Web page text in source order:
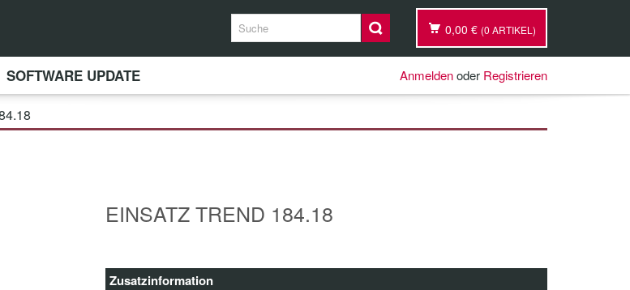
0,00 € (0 ARTIKEL)
SOFTWARE UPDATE Anmeldenoder Registrieren
EINSATZ TREND 184.18
Zusatzinformation